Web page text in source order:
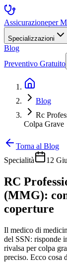
Assicurazioneper
Specializzazioni
Blog
Preventivo Gratuito
Blog
Rc
Colpa Grave
Torna al Blog
Specialità
12
RC
(MMG):
coperture
Il medico di
del SSN: risponde
rivalsa per colpa
preciso. Ecco cosa